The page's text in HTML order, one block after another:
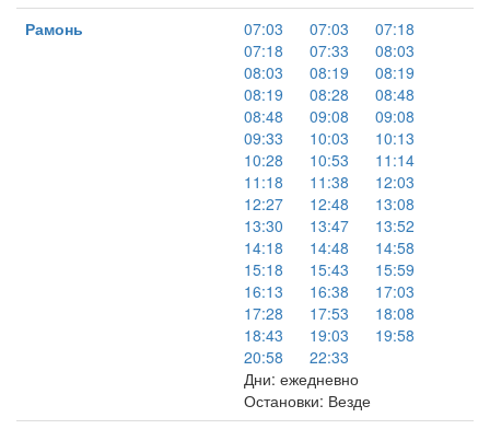
Рамонь
07:03 07:03
07:18
07:18
07:33
08:03
08:03
08:19
08:19
08:19
08:28
08:48
08:48
09:08
09:08
09:33
10:03
10:13
10:28
10:53
11:14
11:18
11:38
12:03
12:27
12:48
13:08
13:30
13:47
13:52
14:18
14:48
14:58
15:18
15:43
15:59
16:13
16:38
17:03
17:28
17:53
18:08
18:43
19:03
19:58
20:58
22:33
Дни: ежедневно
Остановки: Везде